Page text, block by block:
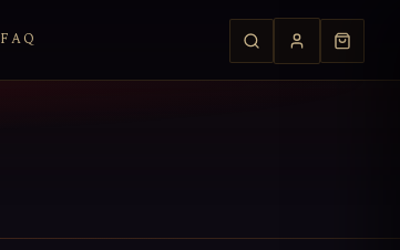
FAQ